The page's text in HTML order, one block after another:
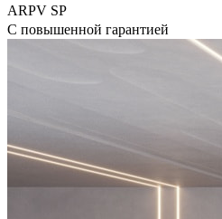
ARPV SP
С повышенной гарантией